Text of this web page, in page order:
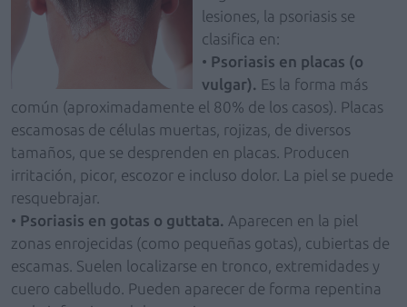
lesiones, la psoriasis se
clasifica en:
• Psoriasis en placas (o
vulgar). Es la forma más
común (aproximadamente el 80% de los casos). Placas
escamosas de células muertas, rojizas, de diversos
tamaños, que se desprenden en placas. Producen
irritación, picor, escozor e incluso dolor. La piel se puede
resquebrajar.
• Psoriasis en gotas o guttata. Aparecen en la piel
zonas enrojecidas (como pequeñas gotas), cubiertas de
escamas. Suelen localizarse en tronco, extremidades y
cuero cabelludo. Pueden aparecer de forma repentina